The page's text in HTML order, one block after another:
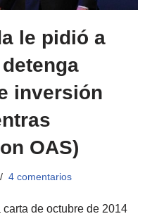
le pidió a
inversión
OAS)
4 comentarios
de octubre de 2014